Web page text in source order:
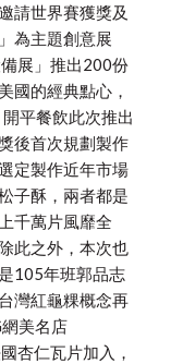
請世界賽獲獎及
為主題創意展
展」推出200份
國的經典點心，
平餐飲此次推出
後首次規劃製作
定製作近年市場
子酥，兩者都是
千萬片風靡全
此之外，本次也
105年班郭品志
灣紅龜粿概念再
美名店
杏仁瓦片加入，